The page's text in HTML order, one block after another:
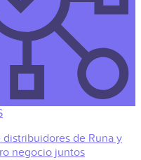
de Runa y
negocio juntos